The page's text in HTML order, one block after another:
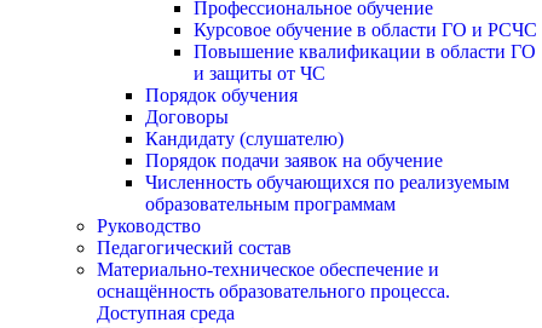
Профессиональное обучение
Курсовое обучение в области ГО и РСЧС
Повышение квалификации в области ГО
и защиты от ЧС
Порядок обучения
Договоры
Кандидату (слушателю)
Порядок подачи заявок на обучение
Численность обучающихся по реализуемым
образовательным программам
Руководство
Педагогический состав
Материально-техническое обеспечение и
оснащённость образовательного процесса.
Доступная среда